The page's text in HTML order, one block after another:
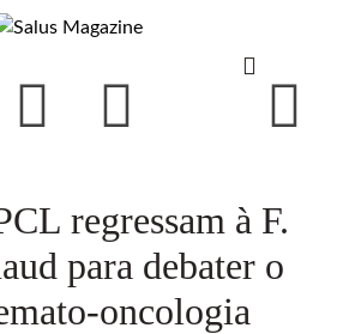
regressam à F.
para debater o
oncologia